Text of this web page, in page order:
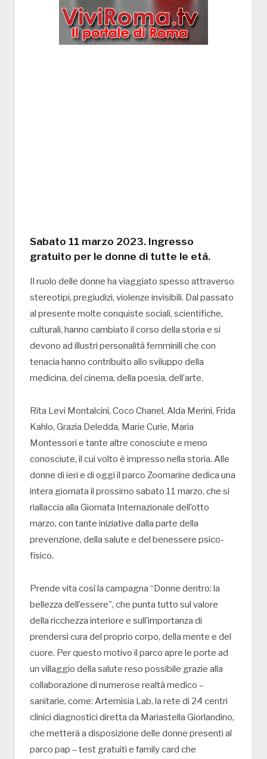
Sabato 11 marzo 2023. Ingresso
gratuito per le donne di tutte le età.
Il ruolo delle donne ha viaggiato spesso attraverso
stereotipi, pregiudizi, violenze invisibili. Dal passato
al presente molte conquiste sociali, scientifiche,
culturali, hanno cambiato il corso della storia e si
devono ad illustri personalità femminili che con
tenacia hanno contribuito allo sviluppo della
medicina, del cinema, della poesia, dell’arte.
Rita Levi Montalcini, Coco Chanel, Alda Merini, Frida
Kahlo, Grazia Deledda, Marie Curie, Maria
Montessori e tante altre conosciute e meno
conosciute, il cui volto è impresso nella storia. Alle
donne di ieri e di oggi il parco Zoomarine dedica una
intera giornata il prossimo sabato 11 marzo, che si
riallaccia alla Giornata Internazionale dell’otto
marzo, con tante iniziative dalla parte della
prevenzione, della salute e del benessere psico-
fisico.
Prende vita così la campagna “Donne dentro: la
bellezza dell’essere”, che punta tutto sul valore
della ricchezza interiore e sull’importanza di
prendersi cura del proprio corpo, della mente e del
cuore. Per questo motivo il parco apre le porte ad
un villaggio della salute reso possibile grazie alla
collaborazione di numerose realtà medico –
sanitarie, come: Artemisia Lab, la rete di 24 centri
clinici diagnostici diretta da Mariastella Giorlandino,
che metterà a disposizione delle donne presenti al
parco pap – test gratuiti e family card che